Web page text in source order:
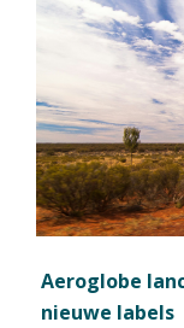
Aeroglobe
nieuwe labels